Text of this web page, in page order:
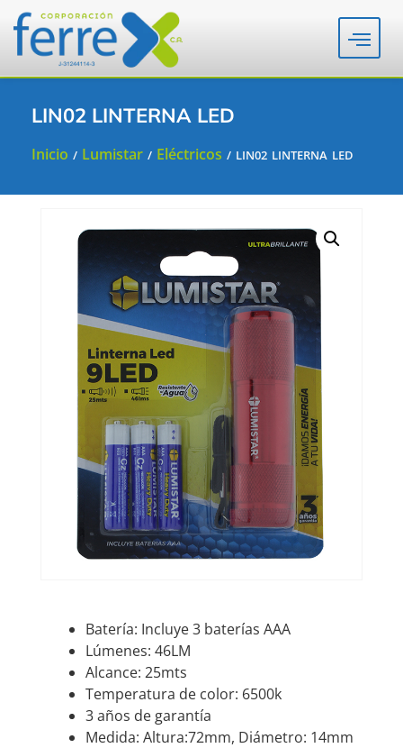
LIN02 LINTERNA LED
Inicio / Lumistar / Eléctricos / LIN02 LINTERNA LED
Batería: Incluye 3 baterías AAA
Lúmenes: 46LM
Alcance: 25mts
Temperatura de color: 6500k
3 años de garantía
Medida: Altura:72mm, Diámetro: 14mm